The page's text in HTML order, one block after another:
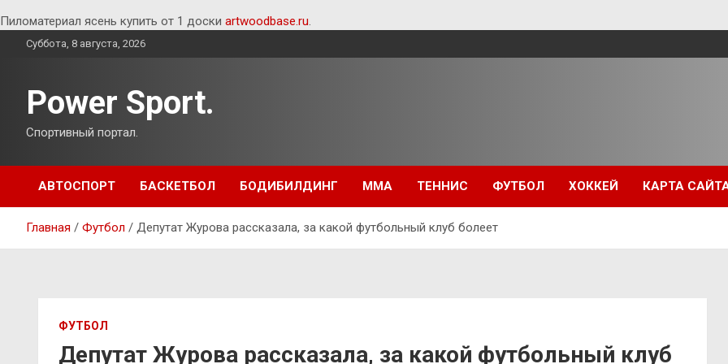
Пиломатериал ясень купить от 1 доски artwoodbase.ru.
ПерейтиСуббота, 8 августа, 2026
Power Sport.
Спортивный портал.
АВТОСПОРТ БАСКЕТБОЛ БОДИБИЛДИНГ ММА ТЕННИС ФУТБОЛ ХОККЕЙ КАРТА
Главная Футбол Депутат Журова рассказала, за какой футбольный клуб болеет
ФУТБОЛ
Депутат Журова рассказала, за какой футбольный клуб